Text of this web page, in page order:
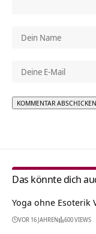
Das könnte dich
Yoga ohne Esoterik
VOR 16 JAHREN 600 VIEWS